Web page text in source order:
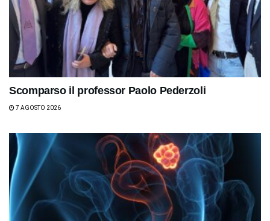
Scomparso il professor Paolo Pederzoli
7 AGOSTO 2026